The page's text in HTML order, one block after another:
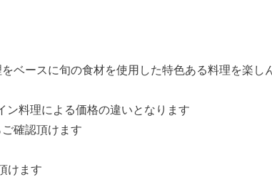
ベースに旬の食材を使用した特色ある料理を楽し
料理による価格の違いとなります
確認頂けます
けます